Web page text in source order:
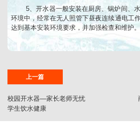
5、开水器一般安装在厨房、锅炉间、
环境中，经常在无人照管下昼夜连续通电工
达到基本安装环境要求，并加强检查和维护
上一篇
校园开水器—家长老师无忧
学生饮水健康